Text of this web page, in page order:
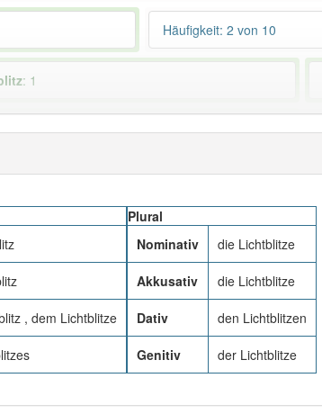
Häufigkeit: 2 von 10
: 1
haben den Artikel korrekt erraten.
, dem Lichtblitze
Plural
Nominativ
die Lichtblitze
Akkusativ die Lichtblitze
Dativ den Lichtblitzen
Genitiv der Lichtblitze